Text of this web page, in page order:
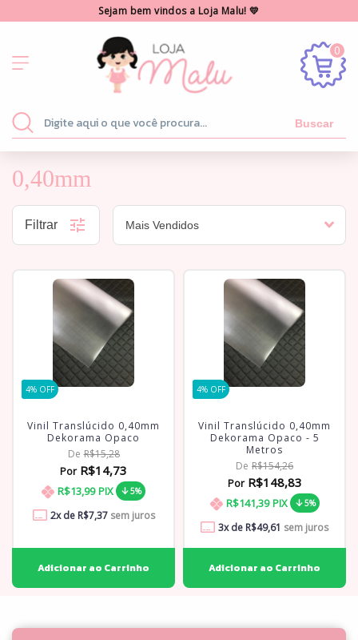
Sejam bem vindos a Loja Malu! 💛
0
Buscar
0,40mm
Filtrar
4% OFF
Vinil Translúcido 0,40mm
Dekorama Opaco
De R$15,28
PorR$14,73
R$13,99 PIX 5%
2x de R$7,37sem juros
4% OFF
Vinil Translúcido 0,40mm
Dekorama Opaco - 5
Metros
De R$154,26
PorR$148,83
R$141,39 PIX 5%
3x de R$49,61 sem juros